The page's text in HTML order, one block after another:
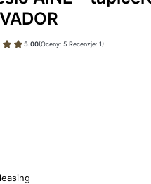
5.00(Oceny: 5 Recenzje: 1)